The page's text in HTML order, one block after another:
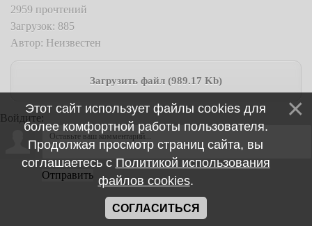
2959 прочтений
Загрузок: 885
Автор: Неизвестен
Загрузить файл (989.17 Kb)
Войдите:
Отправить
Этот сайт использует файлы cookies для
более комфортной работы пользователя.
Продолжая просмотр страниц сайта, вы
соглашаетесь с Политикой использования
файлов cookies.
СОГЛАСИТЬСЯ